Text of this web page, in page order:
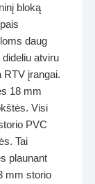
bloką
daug
atviru
RTV įrangai.
18 mm
Visi
PVC
Tai
plaunant
mm storio